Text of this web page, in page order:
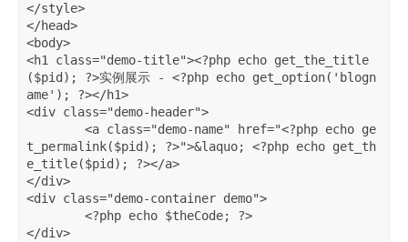
</style>
</head>
<body>
<h1 class="demo-title"><?php echo get_the_title
($pid); ?>实例展示 - <?php echo get_option('blogn
ame'); ?></h1>
<div class="demo-header">
t_permalink($pid); ?>">&laquo; <?php echo get_th
e_title($pid); ?></a>
</div>
<div class="demo-container demo">
</div>